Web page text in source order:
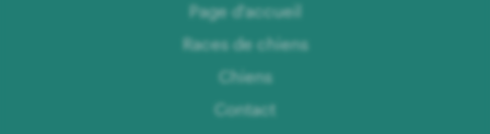
Page d'accueil
Races de chiens
Chiens
Contact